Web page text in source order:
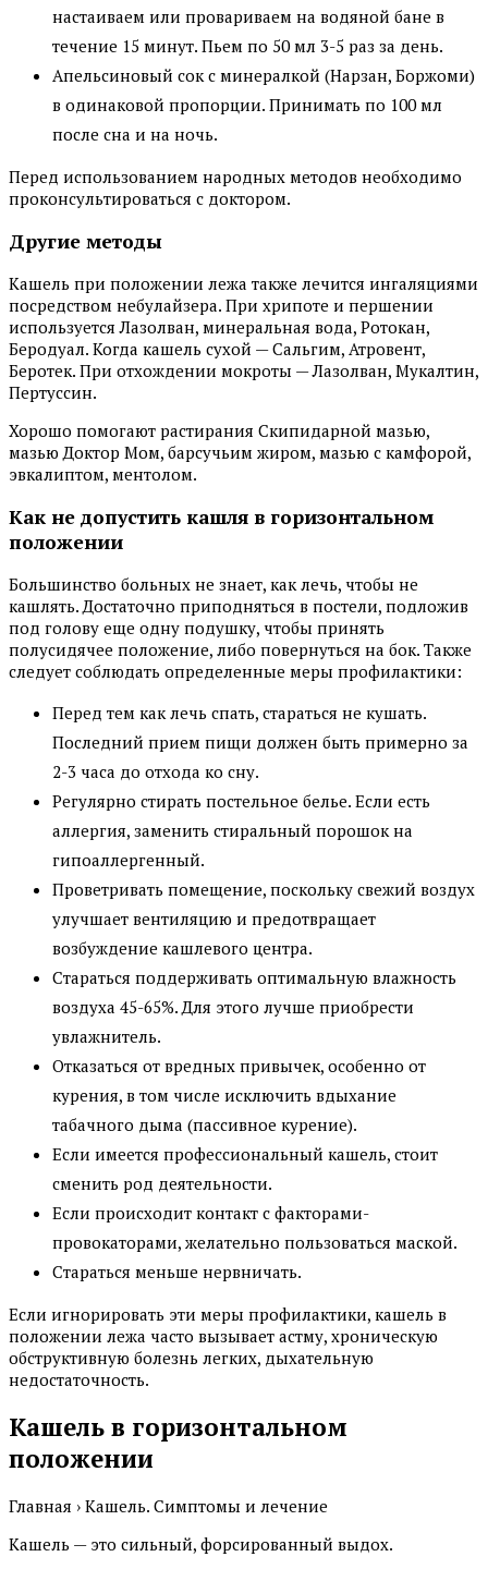
настаиваем или провариваем на водяной бане в
течение 15 минут. Пьем по 50 мл 3-5 раз за день.
Апельсиновый сок с минералкой (Нарзан, Боржоми)
в одинаковой пропорции. Принимать по 100 мл
после сна и на ночь.
Перед использованием народных методов необходимо
проконсультироваться с доктором.
Другие методы
Кашель при положении лежа также лечится ингаляциями
посредством небулайзера. При хрипоте и першении
используется Лазолван, минеральная вода, Ротокан,
Беродуал. Когда кашель сухой — Сальгим, Атровент,
Беротек. При отхождении мокроты — Лазолван, Мукалтин,
Пертуссин.
Хорошо помогают растирания Скипидарной мазью,
мазью Доктор Мом, барсучьим жиром, мазью с камфорой,
эвкалиптом, ментолом.
Как не допустить кашля в горизонтальном
положении
Большинство больных не знает, как лечь, чтобы не
кашлять. Достаточно приподняться в постели, подложив
под голову еще одну подушку, чтобы принять
полусидячее положение, либо повернуться на бок. Также
следует соблюдать определенные меры профилактики:
Перед тем как лечь спать, стараться не кушать.
Последний прием пищи должен быть примерно за
2-3 часа до отхода ко сну.
Регулярно стирать постельное белье. Если есть
аллергия, заменить стиральный порошок на
гипоаллергенный.
Проветривать помещение, поскольку свежий воздух
улучшает вентиляцию и предотвращает
возбуждение кашлевого центра.
Стараться поддерживать оптимальную влажность
воздуха 45-65%. Для этого лучше приобрести
увлажнитель.
Отказаться от вредных привычек, особенно от
курения, в том числе исключить вдыхание
табачного дыма (пассивное курение).
Если имеется профессиональный кашель, стоит
сменить род деятельности.
Если происходит контакт с факторами-
провокаторами, желательно пользоваться маской.
Стараться меньше нервничать.
Если игнорировать эти меры профилактики, кашель в
положении лежа часто вызывает астму, хроническую
обструктивную болезнь легких, дыхательную
недостаточность.
Кашель в горизонтальном
положении
Главная › Кашель. Симптомы и лечение
Кашель — это сильный, форсированный выдох.